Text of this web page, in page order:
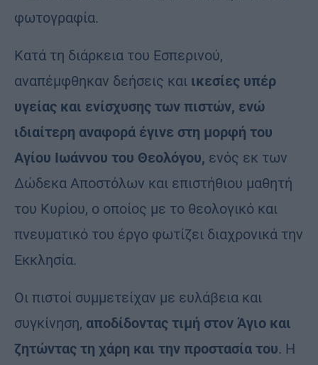
Κατά τη διάρκεια του Εσπερινού,
αναπέμφθηκαν δεήσεις και ικεσίες υπέρ
υγείας και ενίσχυσης των πιστών, ενώ
ιδιαίτερη αναφορά έγινε στη μορφή του
Αγίου Ιωάννου του Θεολόγου, ενός εκ των
Δώδεκα Αποστόλων και επιστήθιου μαθητή
του Κυρίου, ο οποίος με το θεολογικό και
πνευματικό του έργο φωτίζει διαχρονικά την
Εκκλησία.
Οι πιστοί συμμετείχαν με ευλάβεια και
συγκίνηση, αποδίδοντας τιμή στον Άγιο και
ζητώντας τη χάρη και την προστασία του. Η